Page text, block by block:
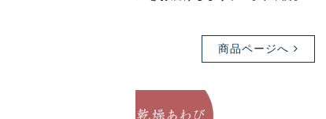
商品ページへ